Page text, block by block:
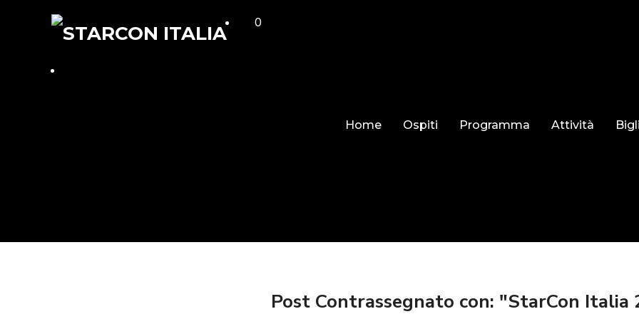
0
Home Ospiti Programma Attività
Post Contrassegnato con: "StarCon Italia